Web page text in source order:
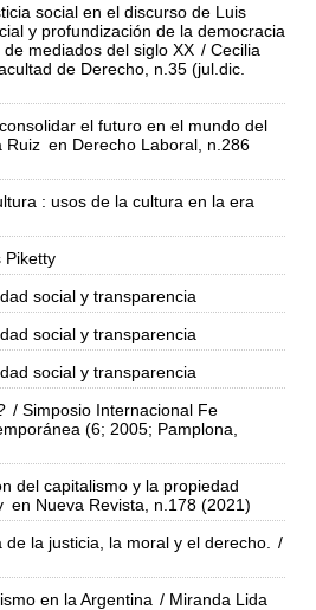
social en el discurso de Luis
y profundización de la democracia
mediados del siglo XX / Cecilia
de Derecho, n.35 (jul.dic.
el futuro en el mundo del
Ruiz en Derecho Laboral, n.286
: usos de la cultura en la era
Piketty
social y transparencia
social y transparencia
social y transparencia
/ Simposio Internacional Fe
(6; 2005; Pamplona,
del capitalismo y la propiedad
en Nueva Revista, n.178 (2021)
la justicia, la moral y el derecho.
/
en la Argentina / Miranda Lida